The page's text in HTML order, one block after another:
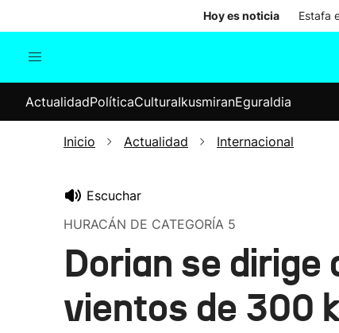
Hoy es noticia Estafa
Internacional
Elecciones
ActualidadPolíticaCulturaIkusmiranEguraldia
Inicio Actualidad Internacional
Escuchar
HURACÁN DE CATEGORÍA 5
Dorian se
vientos de 300